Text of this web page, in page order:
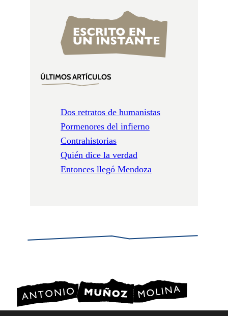
ÚLTIMOS ARTÍCULOS
Dos retratos de humanistas
Pormenores del infierno
Contrahistorias
Quién dice la verdad
Entonces llegó Mendoza